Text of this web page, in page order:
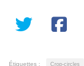
Étiquettes : Crop-circles